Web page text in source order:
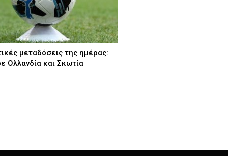
μεταδόσεις της ημέρας:
Ολλανδία και Σκωτία